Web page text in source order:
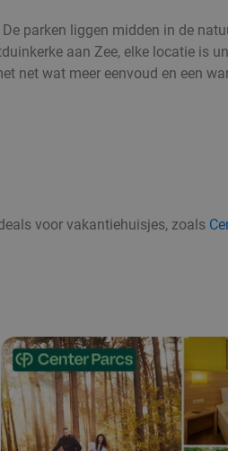
parken liggen midden in de
aan Zee, elke locatie is
net wat meer eenvoud en een
voor vakantiehuisjes, zoals